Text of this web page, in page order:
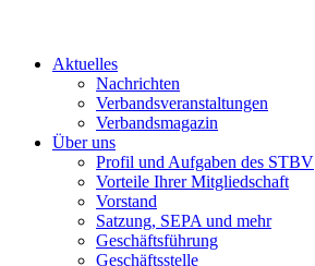
Aktuelles
Nachrichten
Verbandsveranstaltungen
Verbandsmagazin
Über uns
Profil und Aufgaben des STBV
Vorteile Ihrer Mitgliedschaft
Vorstand
Satzung, SEPA und mehr
Geschäftsführung
Geschäftsstelle